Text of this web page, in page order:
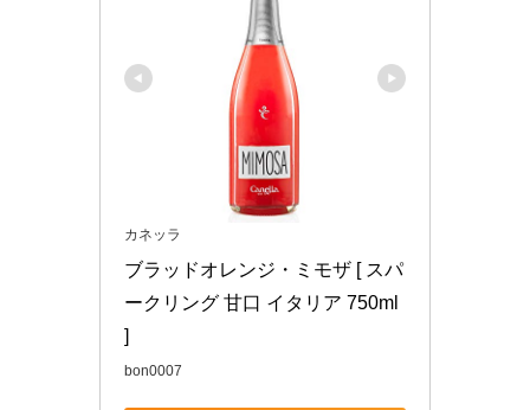
カネッラ
ブラッドオレンジ・ミモザ [ スパ
ークリング 甘口 イタリア 750ml
]
bon0007